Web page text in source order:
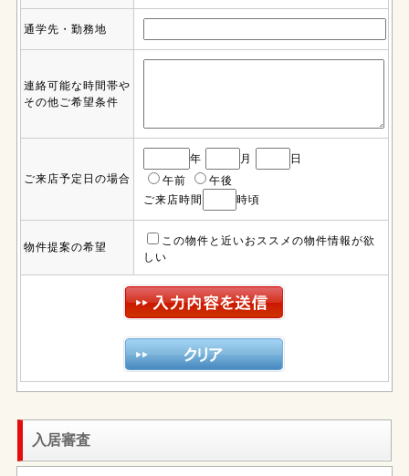
通学先・勤務地
連絡可能な時間帯や
その他ご希望条件
ご来店予定日の場合
年 月
日
午前
午後
ご来店時間
時頃
物件提案の希望
この物件と近いおススメの物件情報が欲
しい
入居審査